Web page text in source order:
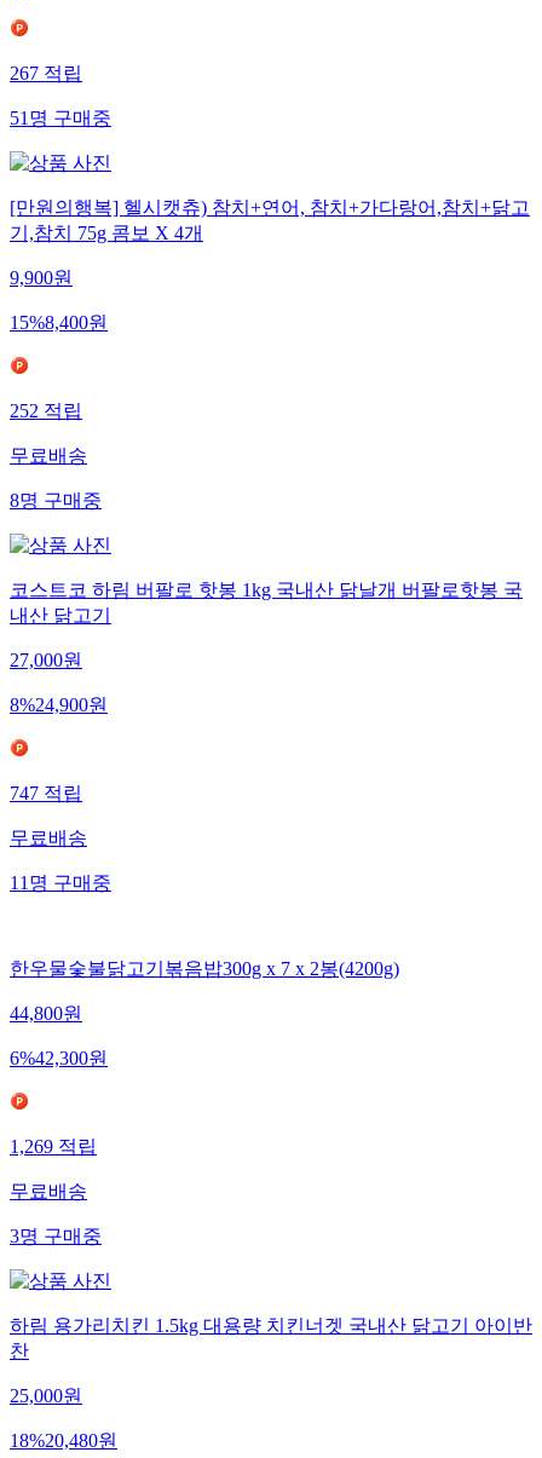
267 적립
51 명 구매중
[만원의행복] 헬시캣츄) 참치+연어, 참치+가다랑어,참치+닭고
기,참치 75g 콤보 X 4개
9,900원
15%8,400원
252 적립
무료배송
8명 구매중
코스트코 하림 버팔로 핫봉 1kg 국내산 닭날개 버팔로핫봉 국
내산 닭고기
27,000원
8%24,900원
747 적립
무료배송
11 명 구매중
한우물숯불닭고기볶음밥300g x 7 x 2봉(4200g)
44,800원
6%42,300원
1,269적립
무료배송
3명구매중
하림 용가리치킨 1.5kg 대용량 치킨너겟 국내산 닭고기 아이반
찬
25,000원
18%20,480원